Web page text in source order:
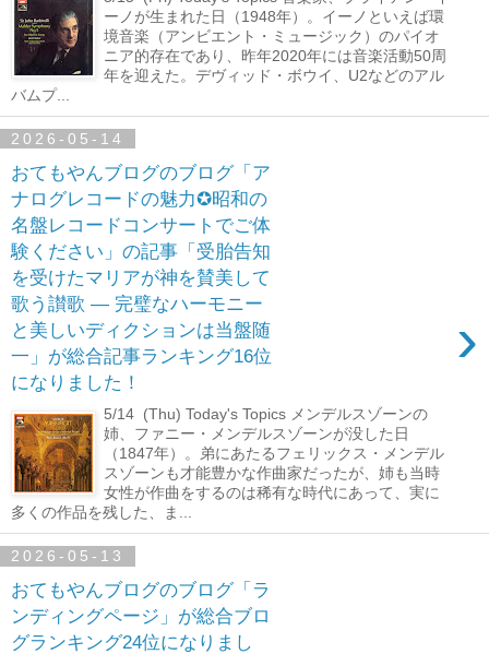
ーノが生まれた日（1948年）。イーノといえば環
境音楽（アンビエント・ミュージック）のパイオ
ニア的存在であり、昨年2020年には音楽活動50周
年を迎えた。デヴィッド・ボウイ、U2などのアル
バムプ...
2026-05-14
おてもやんブログのブログ「ア
ナログレコードの魅力✪昭和の
名盤レコードコンサートでご体
験ください」の記事「受胎告知
を受けたマリアが神を賛美して
歌う讃歌 ― 完璧なハーモニー
と美しいディクションは当盤随
一」が総合記事ランキング16位
になりました！
›
5/14 (Thu) Today's Topics メンデルスゾーンの
姉、ファニー・メンデルスゾーンが没した日
（1847年）。弟にあたるフェリックス・メンデル
スゾーンも才能豊かな作曲家だったが、姉も当時
女性が作曲をするのは稀有な時代にあって、実に
多くの作品を残した、ま...
2026-05-13
おてもやんブログのブログ「ラ
ンディングページ」が総合ブロ
グランキング24位になりまし